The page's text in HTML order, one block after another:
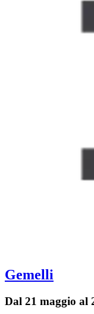
Gemelli
Dal 21 maggio al